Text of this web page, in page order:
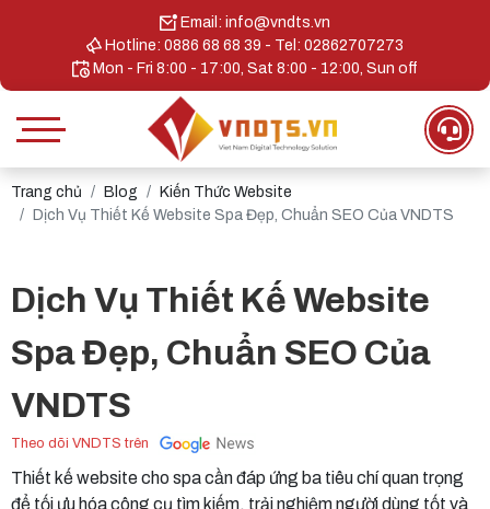
Email: info@vndts.vn
Hotline: 0886 68 68 39 - Tel: 02862707273
Mon - Fri 8:00 - 17:00, Sat 8:00 - 12:00, Sun off
Trang chủ Blog
Kiến Thức Website
Dịch Vụ Thiết Kế Website Spa Đẹp, Chuẩn SEO Của VNDTS
Dịch Vụ Thiết Kế Website
Spa Đẹp, Chuẩn SEO Của
VNDTS
Theo dõi VNDTS trên
Thiết kế website cho spa cần đáp ứng ba tiêu chí quan trọng
để tối ưu hóa công cụ tìm kiếm, trải nghiệm người dùng tốt và